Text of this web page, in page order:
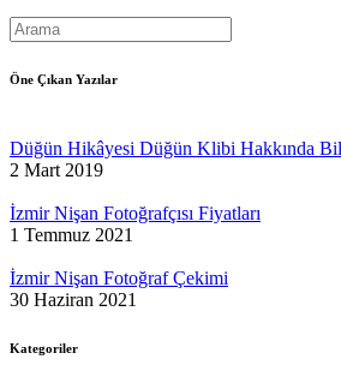
Öne Çıkan Yazılar
Düğün Hikâyesi Düğün Klibi Hakkında
2 Mart 2019
İzmir Nişan Fotoğrafçısı Fiyatları
1 Temmuz 2021
İzmir Nişan Fotoğraf Çekimi
30 Haziran 2021
Kategoriler